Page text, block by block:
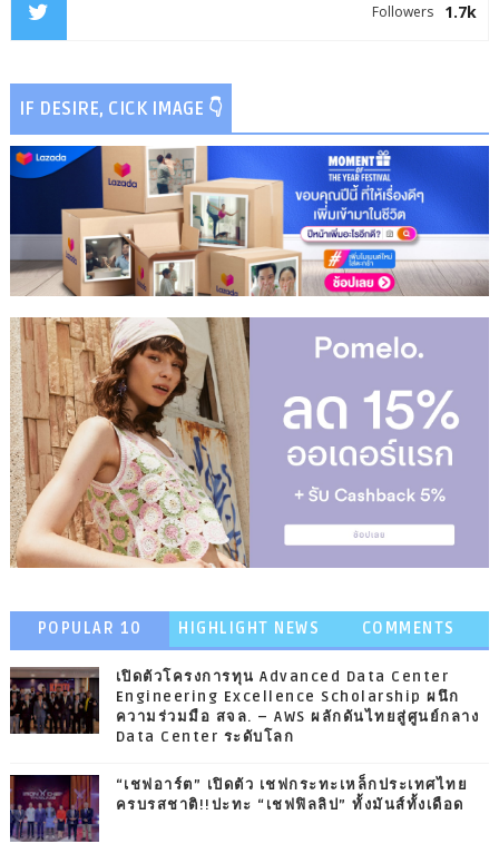
1.7k
Followers
IF DESIRE, CICK IMAGE 👇
POPULAR 10 HIGHLIGHT NEWS COMMENTS
เปิดตัวโครงการทุน Advanced Data Center
Engineering Excellence Scholarship ผนึก
ความร่วมมือ สจล. – AWS ผลักดันไทยสู่ศูนย์กลาง
Data Center ระดับโลก
“เชฟอาร์ต” เปิดตัว เชฟกระทะเหล็กประเทศไทย
ครบรสชาติ!!ปะทะ “เชฟฟิลลิป” ทั้งมันส์ทั้งเดือด